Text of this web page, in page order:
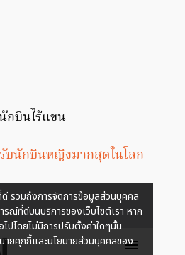
บนักบินหญิงมากสุดในโลก